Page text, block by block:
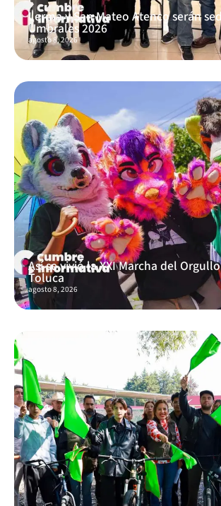
Lerma y San Mateo Atenco serán
Umbrales 2026
agosto 8, 2026
Así se vivió la XXI Marcha del
Toluca
agosto 8, 2026